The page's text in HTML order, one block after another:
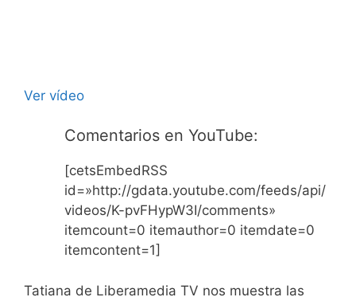
Ver vídeo
Comentarios en YouTube:
[cetsEmbedRSS
id=»http://gdata.youtube.com/feeds/api/
videos/K-pvFHypW3I/comments»
itemcount=0 itemauthor=0 itemdate=0
itemcontent=1]
Tatiana de Liberamedia TV nos muestra las